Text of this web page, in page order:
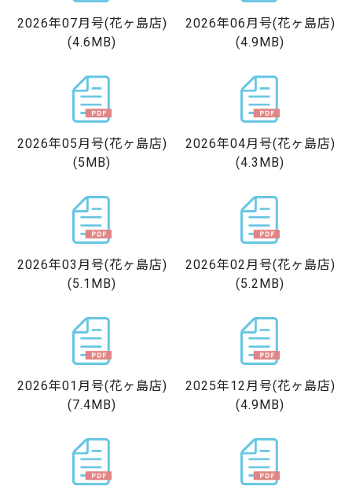
2026年07月号(花ヶ島店)
(4.6MB)
2026年06月号(花ヶ島店)
(4.9MB)
2026年05月号(花ヶ島店)
(5MB)
2026年04月号(花ヶ島店)
(4.3MB)
2026年03月号(花ヶ島店)
(5.1MB)
2026年02月号(花ヶ島店)
(5.2MB)
2026年01月号(花ヶ島店)
(7.4MB)
2025年12月号(花ヶ島店)
(4.9MB)